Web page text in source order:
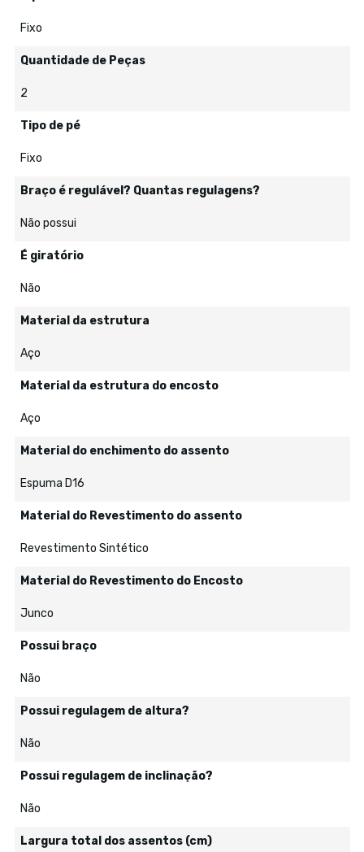
Fixo
Quantidade de Peças
2
Tipo de pé
Fixo
Braço é regulável? Quantas regulagens?
Não possui
É giratório
Não
Material da estrutura
Aço
Material da estrutura do encosto
Aço
Material do enchimento do assento
Espuma D16
Material do Revestimento do assento
Revestimento Sintético
Material do Revestimento do Encosto
Junco
Possui braço
Não
Possui regulagem de altura?
Não
Possui regulagem de inclinação?
Não
Largura total dos assentos (cm)